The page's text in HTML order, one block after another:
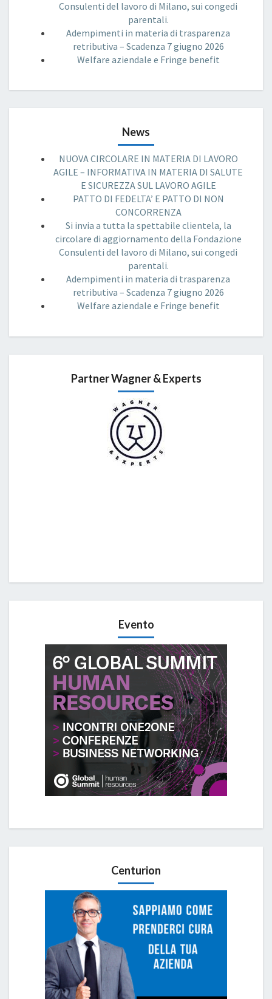
Consulenti del lavoro di Milano, sui congedi
parentali.
Adempimenti in materia di trasparenza
retributiva – Scadenza 7 giugno 2026
Welfare aziendale e Fringe benefit
News
NUOVA CIRCOLARE IN MATERIA DI LAVORO
AGILE – INFORMATIVA IN MATERIA DI SALUTE
E SICUREZZA SUL LAVORO AGILE
PATTO DI FEDELTA’ E PATTO DI NON
CONCORRENZA
Si invia a tutta la spettabile clientela, la
circolare di aggiornamento della Fondazione
Consulenti del lavoro di Milano, sui congedi
parentali.
Adempimenti in materia di trasparenza
retributiva – Scadenza 7 giugno 2026
Welfare aziendale e Fringe benefit
Partner Wagner & Experts
Evento
Centurion